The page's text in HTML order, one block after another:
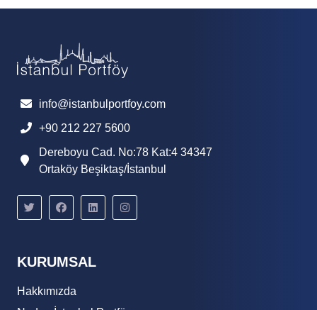
info@istanbulportfoy.com
+90 212 227 5600
Dereboyu Cad. No:78 Kat:4 34347
Ortaköy Beşiktaş/İstanbul
KURUMSAL
Hakkımızda